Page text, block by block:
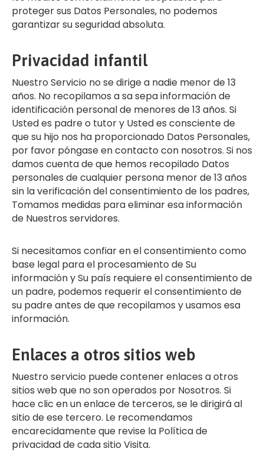
proteger sus Datos Personales, no podemos
garantizar su seguridad absoluta.
Privacidad infantil
Nuestro Servicio no se dirige a nadie menor de 13
años. No recopilamos a sa sepa información de
identificación personal de menores de 13 años. Si
Usted es padre o tutor y Usted es consciente de
que su hijo nos ha proporcionado Datos Personales,
por favor póngase en contacto con nosotros. Si nos
damos cuenta de que hemos recopilado Datos
personales de cualquier persona menor de 13 años
sin la verificación del consentimiento de los padres,
Tomamos medidas para eliminar esa información
de Nuestros servidores.
Si necesitamos confiar en el consentimiento como
base legal para el procesamiento de Su
información y Su país requiere el consentimiento de
un padre, podemos requerir el consentimiento de
su padre antes de que recopilamos y usamos esa
información.
Enlaces a otros sitios web
Nuestro servicio puede contener enlaces a otros
sitios web que no son operados por Nosotros. Si
hace clic en un enlace de terceros, se le dirigirá al
sitio de ese tercero. Le recomendamos
encarecidamente que revise la Política de
privacidad de cada sitio Visita.